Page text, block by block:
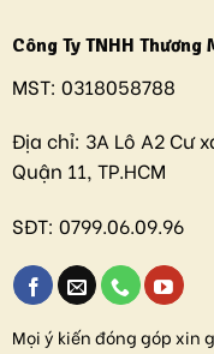
Công Ty TNHH
MST: 0318058788
Địa chỉ: 3A Lô A2 Cư
Quận 11, TP.HCM
SĐT: 0799.06.09.96
Mọi ý kiến đóng góp xin